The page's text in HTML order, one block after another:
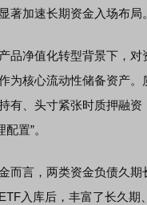
著加速长期资金入场布局。
净值化转型背景下，对
为核心流动性储备资产
有、头寸紧张时质押融
置”。
言，两类资金负债久期
入库后，丰富了长久